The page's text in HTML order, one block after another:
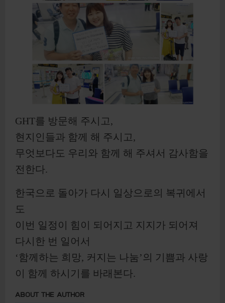
GHT를 방문해 주시고,
현지인들과 함께 해 주시고,
무엇보다도 우리와 함께 해 주셔서 감사함을
전한다.
한국으로 돌아가 다시 일상으로의 복귀에서
도
이번 일정이 힘이 되어지고 지지가 되어져
다시한 번 일어서
‘함께하는 희망, 커지는 나눔’의 기쁨과 사랑
이 함께 하시기를 바래본다.
ABOUT THE AUTHOR